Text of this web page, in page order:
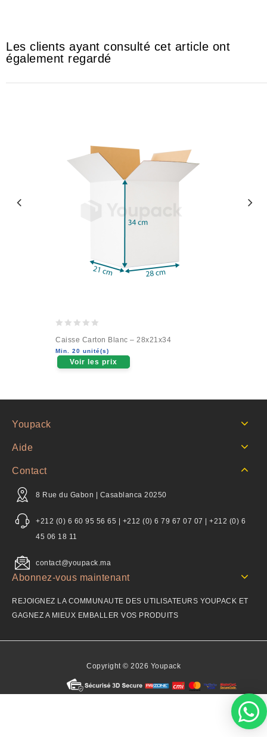
Les clients ayant consulté cet article ont
également regardé
out
of
5
Caisse Carton Blanc – 28x21x34
Min. 20 unité(s)
Voir les prix
Youpack
Aide
Contact
8 Rue du Gabon | Casablanca 20250
+212 (0) 6 60 95 56 65 | +212 (0) 6 79 67 07 07 | +212 (0) 6
45 06 18 11
contact@youpack.ma
Abonnez-vous maintenant
REJOIGNEZ LA COMMUNAUTE DES UTILISATEURS YOUPACK ET
GAGNEZ A MIEUX EMBALLER VOS PRODUITS
Copyright © 2026 Youpack